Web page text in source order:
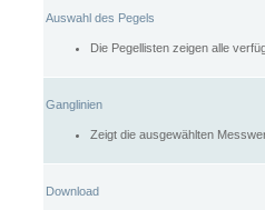
Auswahl des Pegels
Die Pegellisten zeigen alle
Ganglinien
Zeigt die ausgewählten
Download